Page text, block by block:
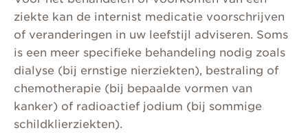
ziekte kan de internist medicatie voorschrijven
of veranderingen in uw leefstijl adviseren. Soms
is een meer specifieke behandeling nodig zoals
dialyse (bij ernstige nierziekten), bestraling of
chemotherapie (bij bepaalde vormen van
kanker) of radioactief jodium (bij sommige
schildklierziekten).